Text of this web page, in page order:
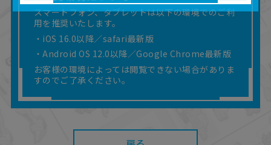
スマートフォン、タブレットは以下の環境でのご利
用を推奨いたします。
・iOS 16.0以降／safari最新版
・Android OS 12.0以降／Google Chrome最新版
お客様の環境によっては閲覧できない場合がありま
すのでご了承ください。
す。
■対象商品仕様の変更などにより、取扱説明書の
内容は予告なく変更される場合があります。
■当社は、取扱説明書の正確性確保に努めており
ますが、取扱説明書の完全性を保証するもので
はありません。
■お客様のご利用環境によっては、本サービスを
ご利用いただけない場合があります。
■本サービスを利用したこと、または利用できな
たとしても、当社は何らの責任を負いません。
また、本サイトを利用したことによって、利用